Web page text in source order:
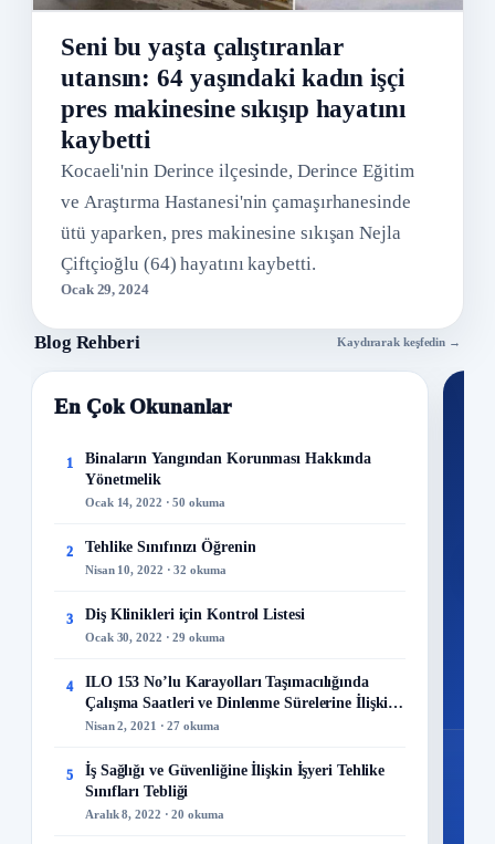
Seni bu yaşta çalıştıranlar
utansın: 64 yaşındaki kadın işçi
pres makinesine sıkışıp hayatını
kaybetti
Kocaeli'nin Derince ilçesinde, Derince Eğitim
ve Araştırma Hastanesi'nin çamaşırhanesinde
ütü yaparken, pres makinesine sıkışan Nejla
Çiftçioğlu (64) hayatını kaybetti.
Ocak 29, 2024
Blog Rehberi Kaydırarak keşfedin →
En Çok Okunanlar
1
Binaların Yangından Korunması Hakkında
Yönetmelik
Ocak 14, 2022 · 50 okuma
2 Tehlike Sınıfınızı Öğrenin
Nisan 10, 2022 · 32 okuma
3 Diş Klinikleri için Kontrol Listesi
Ocak 30, 2022 · 29 okuma
4
ILO 153 No’lu Karayolları Taşımacılığında
Çalışma Saatleri ve Dinlenme Sürelerine İlişkin
Sözleşme
Nisan 2, 2021 · 27 okuma
5
İş Sağlığı ve Güvenliğine İlişkin İşyeri Tehlike
Sınıfları Tebliği
Aralık 8, 2022 · 20 okuma